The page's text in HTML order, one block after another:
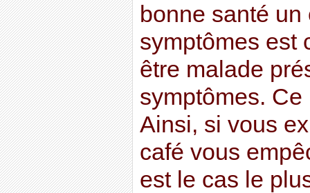
bonne santé
symptômes est
être malade
symptômes. Ce
Ainsi, si vous
café vous
est le cas le